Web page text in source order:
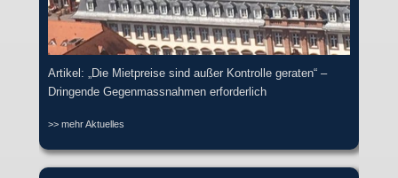
Artikel: „Die Mietpreise sind außer Kontrolle geraten“ –
Dringende Gegenmassnahmen erforderlich
>> mehr Aktuelles